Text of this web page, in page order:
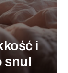
i
snu!